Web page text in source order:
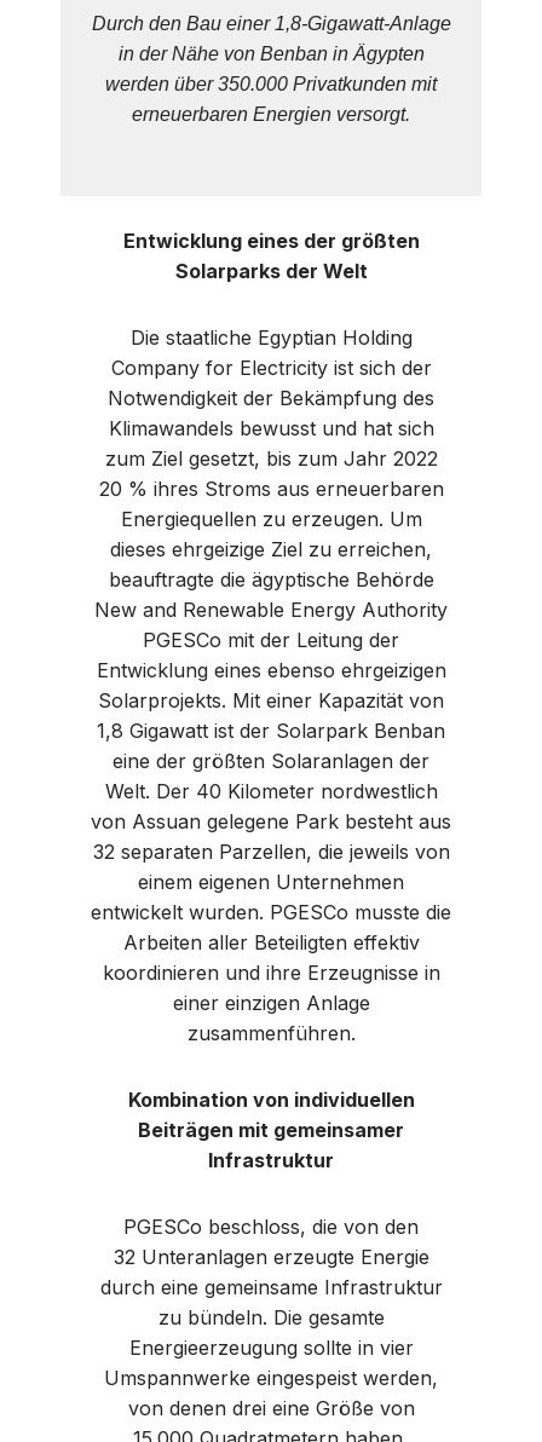
Durch den Bau einer 1,8-Gigawatt-Anlage
in der Nähe von Benban in Ägypten
werden über 350.000 Privatkunden mit
erneuerbaren Energien versorgt.
Entwicklung eines der größten
Solarparks der Welt
Die staatliche Egyptian Holding
Company for Electricity ist sich der
Notwendigkeit der Bekämpfung des
Klimawandels bewusst und hat sich
zum Ziel gesetzt, bis zum Jahr 2022
20 % ihres Stroms aus erneuerbaren
Energiequellen zu erzeugen. Um
dieses ehrgeizige Ziel zu erreichen,
beauftragte die ägyptische Behörde
New and Renewable Energy Authority
PGESCo mit der Leitung der
Entwicklung eines ebenso ehrgeizigen
Solarprojekts. Mit einer Kapazität von
1,8 Gigawatt ist der Solarpark Benban
eine der größten Solaranlagen der
Welt. Der 40 Kilometer nordwestlich
von Assuan gelegene Park besteht aus
32 separaten Parzellen, die jeweils von
einem eigenen Unternehmen
entwickelt wurden. PGESCo musste die
Arbeiten aller Beteiligten effektiv
koordinieren und ihre Erzeugnisse in
einer einzigen Anlage
zusammenführen.
Kombination von individuellen
Beiträgen mit gemeinsamer
Infrastruktur
PGESCo beschloss, die von den
32 Unteranlagen erzeugte Energie
durch eine gemeinsame Infrastruktur
zu bündeln. Die gesamte
Energieerzeugung sollte in vier
Umspannwerke eingespeist werden,
von denen drei eine Größe von